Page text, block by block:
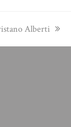
Alberti